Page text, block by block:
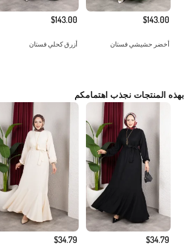
$143.00
أخضر حشيشي فستان
$143.00
أزرق كحلي فستان
بهذه المنتجات نجذب اهتمامكم
$34.79
$34.79